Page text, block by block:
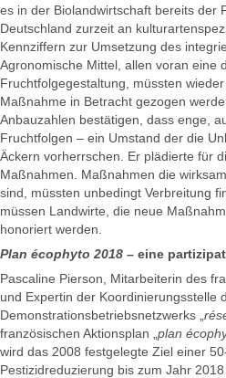
es in der Biolandwirtschaft bereits der
Deutschland zurzeit an
Kennziffern zur Umsetzung des
Agronomische Mittel, allen voran eine
Fruchtfolgegestaltung, müssten
Maßnahme in Betracht gezogen
Anbauzahlen bestätigen, dass enge,
Fruchtfolgen – ein Umstand der die
Äckern vorherrschen. Er plädierte für
Maßnahmen. Maßnahmen die
sind, müssten unbedingt Verbreitung
müssen Landwirte, die neue
honoriert werden.
Plan écophyto 2018 – eine
Pascaline Pierson, Mitarbeiterin des
und Expertin der Koordinierungsstelle
Demonstrationsbetriebsnetzwerks „
französischen Aktionsplan „ plan
wird das 2008 festgelegte Ziel einer
Pestizidreduzierung bis zum Jahr